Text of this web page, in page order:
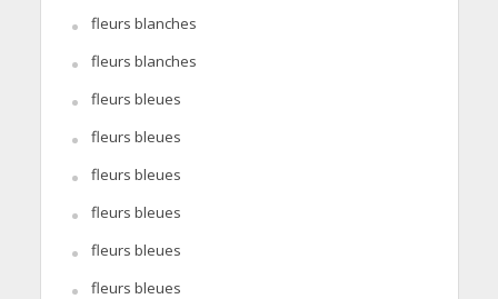
fleurs blanches
fleurs blanches
fleurs bleues
fleurs bleues
fleurs bleues
fleurs bleues
fleurs bleues
fleurs bleues